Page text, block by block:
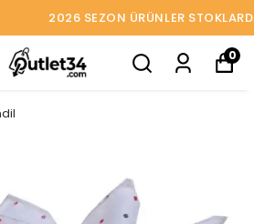
ÜRÜNLER STOKLARDA
0